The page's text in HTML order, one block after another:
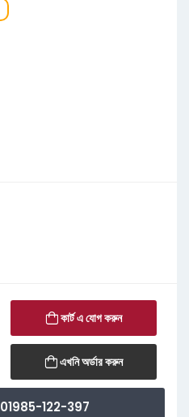
কার্ট এ যোগ করুন
এখনি অর্ডার করুন
01985-122-397